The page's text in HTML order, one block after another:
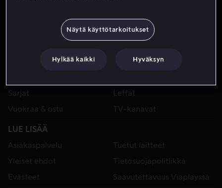
Sarjat
Leffat
Vuokraa & osta
TV-kanavat
LUE LISÄÄ
Asiakaspalvelu
Tuetut laitteet
Yleiset ehdot
Tietosuojapolitiikka
Evästeet
Saavutettavuus Viaplayssa
Näytä käyttötarkoitukset
Hylkää kaikki Hyväksyn